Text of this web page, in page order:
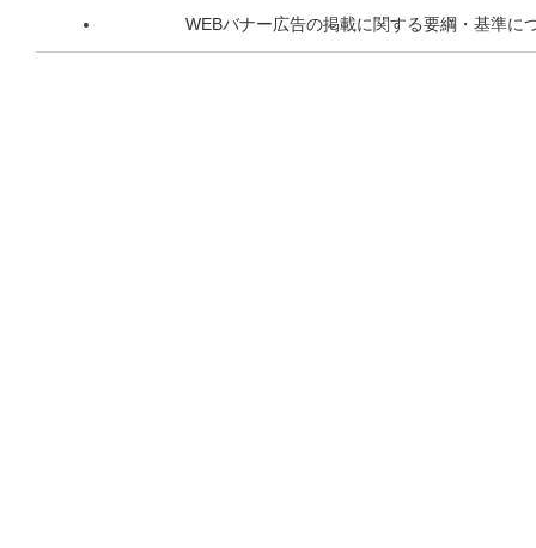
WEBバナー広告の掲載に関する要綱・基準に